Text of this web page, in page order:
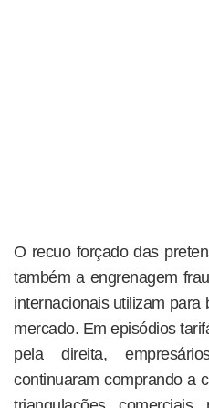
O recuo forçado das
também a engrenagem
internacionais utilizam para
mercado. Em episódios
pela direita,
continuaram comprando a